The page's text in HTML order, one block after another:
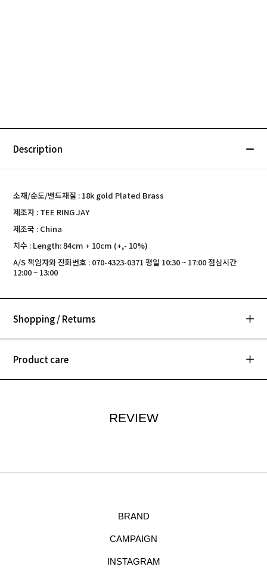
Description
소재/순도/밴드재질 : 18k gold Plated Brass
제조자 : TEE RING JAY
제조국 : China
치수 : Length: 84cm + 10cm (+,- 10%)
A/S 책임자와 전화번호 : 070-4323-0371 평일 10:30 ~ 17:00 점심시간
12:00 ~ 13:00
Shopping / Returns
Product care
REVIEW
BRAND
CAMPAIGN
INSTAGRAM